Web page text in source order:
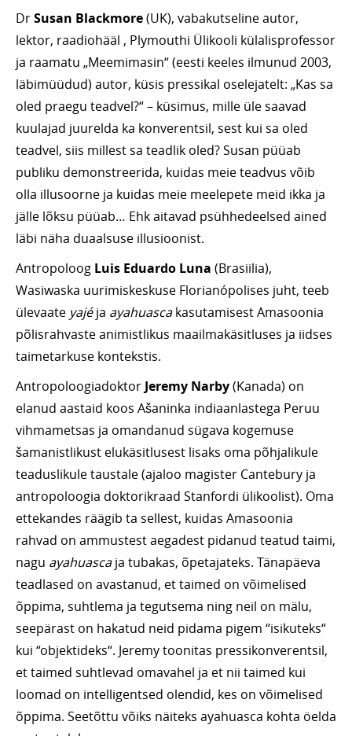
DrSusan Blackmore(UK), vabakutseline autor,
lektor, raadiohääl , Plymouthi Ülikooli külalisprofessor
ja raamatu „Meemimasin“ (eesti keeles ilmunud 2003,
läbimüüdud) autor, küsis pressikal oselejatelt: „Kas sa
oled praegu teadvel?“ – küsimus, mille üle saavad
kuulajad juurelda ka konverentsil, sest kui sa oled
teadvel, siis millest sa teadlik oled? Susan püüab
publiku demonstreerida, kuidas meie teadvus võib
olla illusoorne ja kuidas meie meelepete meid ikka ja
jälle lõksu püüab… Ehk aitavad psühhedeelsed ained
läbi näha duaalsuse illusioonist.
Antropoloog Luis Eduardo Luna (Brasiilia),
Wasiwaska uurimiskeskuse Florianópolises juht, teeb
ülevaate yajéja ayahuascakasutamisest Amasoonia
põlisrahvaste animistlikus maailmakäsitluses ja iidses
taimetarkuse kontekstis.
Antropoloogiadoktor Jeremy Narby(Kanada) on
elanud aastaid koos Ašaninka indiaanlastega Peruu
vihmametsas ja omandanud sügava kogemuse
šamanistlikust elukäsitlusest lisaks oma põhjalikule
teaduslikule taustale (ajaloo magister Cantebury ja
antropoloogia doktorikraad Stanfordi ülikoolist). Oma
ettekandes räägib ta sellest, kuidas Amasoonia
rahvad on ammustest aegadest pidanud teatud taimi,
nagu ayahuascaja tubakas, õpetajateks. Tänapäeva
teadlased on avastanud, et taimed on võimelised
õppima, suhtlema ja tegutsema ning neil on mälu,
seepärast on hakatud neid pidama pigem “isikuteks“
kui “objektideks“. Jeremy toonitas pressikonverentsil,
et taimed suhtlevad omavahel ja et nii taimed kui
loomad on intelligentsed olendid, kes on võimelised
õppima. Seetõttu võiks näiteks ayahuasca kohta öelda